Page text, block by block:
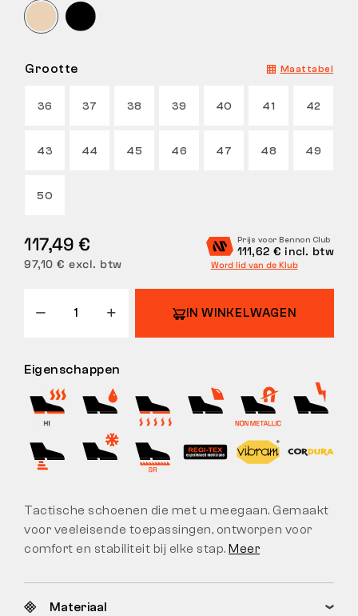
CONTACT
RETOUREN
Grootte Maattabel
36 37 38 39 40 41 42
43 44 45 46 47 48 49
50
117,49 €
97,10 € excl. btw
Prijs voor Bennon Club
111,62 € incl. btw
Word lid van de Klub
IN WINKELWAGEN
Eigenschappen
Tactische schoenen die met u meegaan. Gemaakt
voor veeleisende toepassingen, ontworpen voor
comfort en stabiliteit bij elke stap. Meer
Materiaal